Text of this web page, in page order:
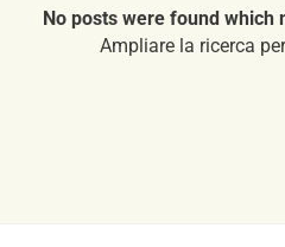
No posts were found which
Ampliare la ricerca